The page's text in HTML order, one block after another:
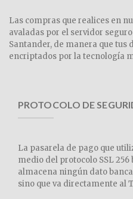
Las compras que realices en
avaladas por el servidor
Santander, de manera que tus
encriptados por la tecnología
PROTOCOLO DE
La pasarela de pago que
medio del protocolo SSL
almacena ningún dato
sino que va directamente al